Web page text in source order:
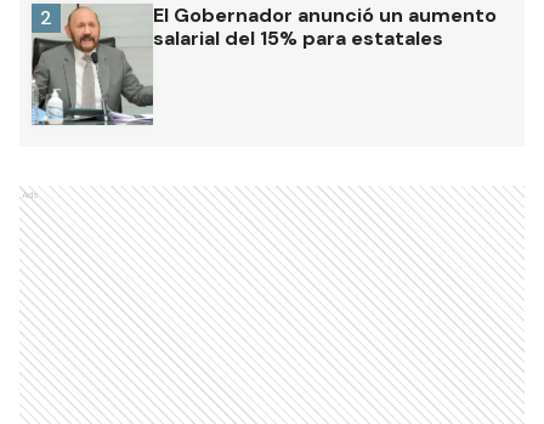
El Gobernador anunció un aumento
salarial del 15% para estatales
2
Ads